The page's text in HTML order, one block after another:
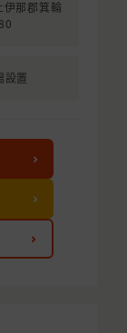
那郡箕輪
置